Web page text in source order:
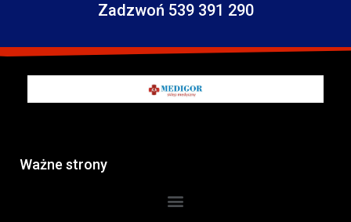
Zadzwoń 539 391 290
Ważne strony